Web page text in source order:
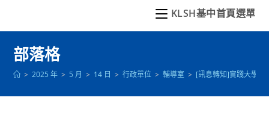
KLSH基中首頁選單
部落格
> 2025 年 > 5 月 > 14 日 > 行政單位 > 輔導室 > [訊息轉知]實踐大學開